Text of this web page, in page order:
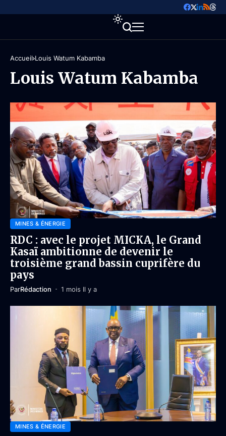
Accueil Louis Watum Kabamba
Louis Watum Kabamba
MINES & ÉNERGIE
RDC : avec le projet MICKA, le Grand
Kasaï ambitionne de devenir le
troisième grand bassin cuprifère du
pays
ParRédaction 1 mois Il y a
MINES & ÉNERGIE